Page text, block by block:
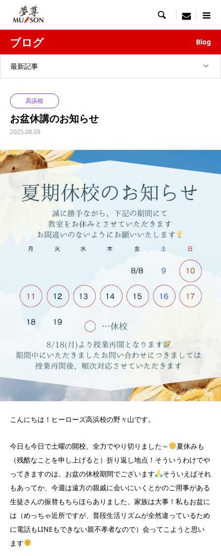
 menu
ブログ Blog
最新記事
高浜校
お盆休講のお知らせ
2025.08.09
こんにちは！ヒーローズ高浜校の野々山です。
今日も今日で土曜の開校、全力でやり切りました～
夏休みも
（残酷なことを申し上げると）折り返し地点！そういうわけでや
ってきますのは、お盆の休校期間でございます
そういえばそれ
もあってか、今週は遠方の親戚に会いにいくとかのご用事がある
生徒さんの振替もちらほらありました、家族は大事！私もお盆に
は（めっちゃ近所ですが、普段生活リズムが全然違っているため
に電話もLINEもできない親不孝者なので）会ってこようと思い
ます